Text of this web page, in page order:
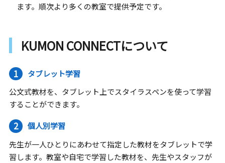
ます。順次より多くの教室で提供予定です。
KUMON CONNECTについて
1
タブレット学習
公文式教材を、タブレット上でスタイラスペンを使って学習
することができます。
2
個人別学習
先生が一人ひとりにあわせて指定した教材をタブレットで学
習します。教室や自宅で学習した教材を、先生やスタッフが